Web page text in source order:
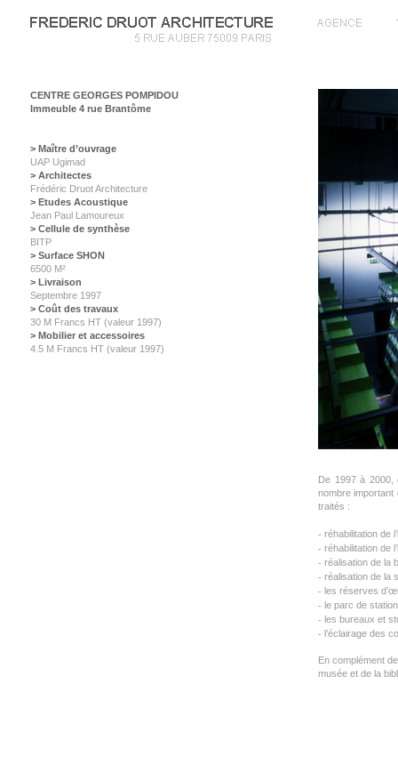
De 1997 à 2000,
nombre
traités :
- réhabilitation de
- réhabilitation de
- réalisation de la
- réalisation de la
- les réserves
- le parc de
- les bureaux et
- l’éclairage des
En complément
musée et de la
CENTRE GEORGES POMPIDOU
Immeuble 4 rue Brantôme
> Maître d’ouvrage
UAP Ugimad
> Architectes
Frédéric Druot Architecture
> Etudes Acoustique
Jean Paul Lamoureux
> Cellule de synthèse
BITP
> Surface SHON
6500 M²
> Livraison
Septembre 1997
> Coût des travaux
30 M Francs HT (valeur 1997)
> Mobilier et accessoires
4.5 M Francs HT (valeur 1997)